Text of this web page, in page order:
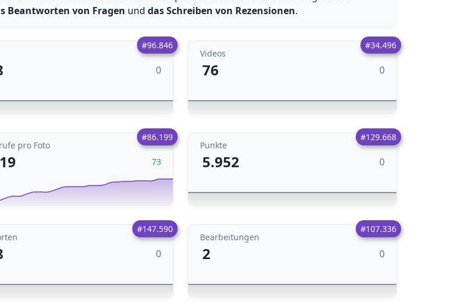
Beantworten von Fragen und das Schreiben von Rezensionen.
#96.846
0
#34.496
Videos
76 0
#86.199
pro Foto
73
#129.668
Punkte
5.952 0
#147.590
0
#107.336
Bearbeitungen
2 0